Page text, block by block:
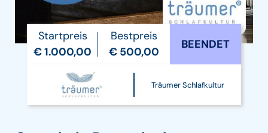
Startpreis
€ 1.000,00
Bestpreis
€ 500,00
BEENDET
Träumer Schlafkultur